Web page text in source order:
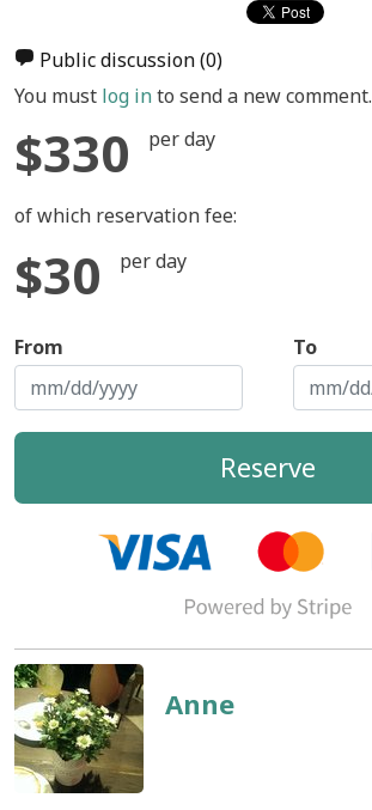
Public discussion(0)
You must log into send a new comment.
$330 per day
of which reservation fee:
$30 per day
From To
Reserve
Anne